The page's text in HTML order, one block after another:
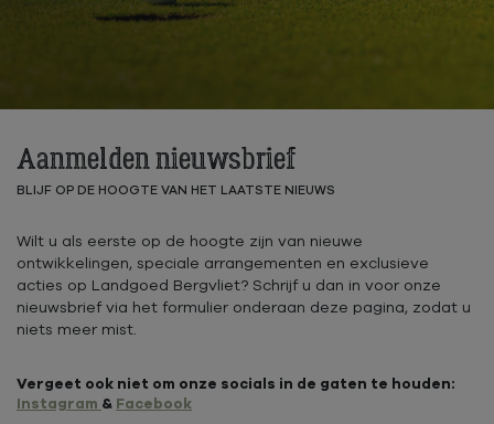
Aanmelden nieuwsbrief
BLIJF OP DE HOOGTE VAN HET LAATSTE NIEUWS
Wilt u als eerste op de hoogte zijn van nieuwe
ontwikkelingen, speciale arrangementen en exclusieve
acties op Landgoed Bergvliet? Schrijf u dan in voor onze
nieuwsbrief via het formulier onderaan deze pagina, zodat u
niets meer mist.
Vergeet ook niet om onze socials in de gaten te houden:
Instagram & Facebook